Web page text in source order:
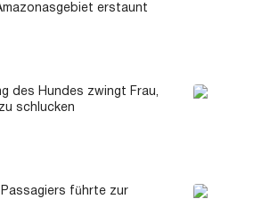
erstaunt
des Hundes zwingt Frau,
schlucken
Passagiers führte zur